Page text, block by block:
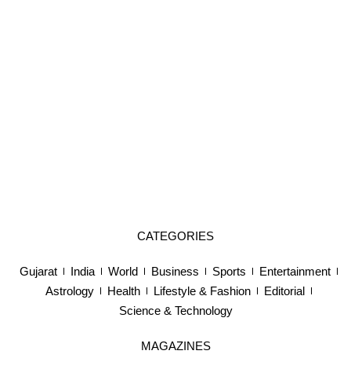
CATEGORIES
Gujarat India World Business Sports
Entertainment
Astrology
Health Lifestyle & Fashion
Editorial
Science & Technology
MAGAZINES